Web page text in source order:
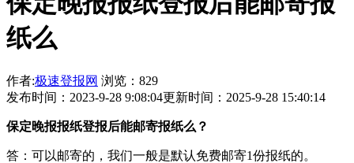
纸么
作者:极速登报网 浏览：829
发布时间：2023-9-28 9:08:04更新时间：2025-9-28 15:40:14
保定晚报报纸登报后能邮寄报纸么？
答：可以邮寄的，我们一般是默认免费邮寄1份报纸的。